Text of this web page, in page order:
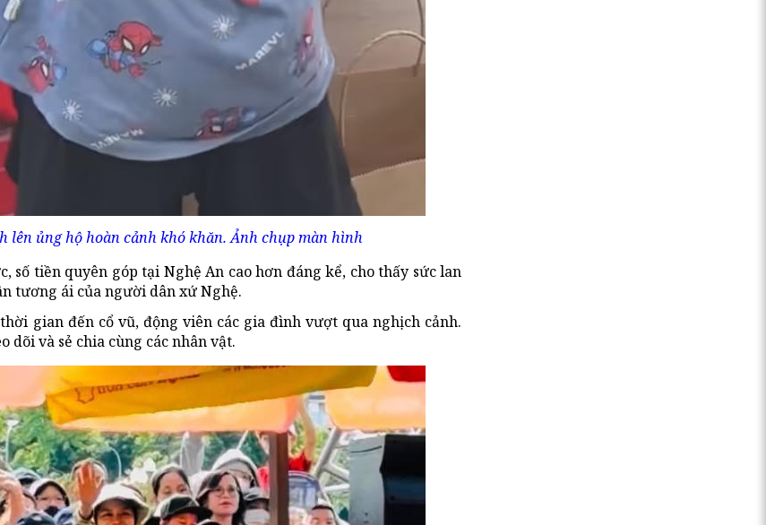
lên ủng hộ hoàn cảnh khó khăn. Ảnh chụp màn hình
tiền quyên góp tại Nghệ An cao hơn đáng kể, cho thấy sức lan
tương ái của người dân xứ Nghệ.
gian đến cổ vũ, động viên các gia đình vượt qua nghịch cảnh.
và sẻ chia cùng các nhân vật.